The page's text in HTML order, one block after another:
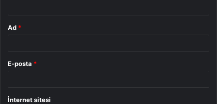
Ad *
E-posta *
İnternet sitesi